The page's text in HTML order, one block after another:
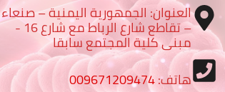
العنوان: الجمهورية اليمنية – صنعاء
– تقاطع شارع الرباط مع شارع 16 -
مبنى كلية المجتمع سابقا
هاتف:009671209474